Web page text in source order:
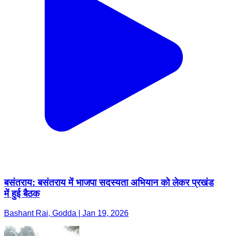
बसंतराय: बसंतराय में भाजपा सदस्यता अभियान को लेकर प्रखंड
में हुई बैठक
Bashant Rai, Godda | Jan 19, 2026